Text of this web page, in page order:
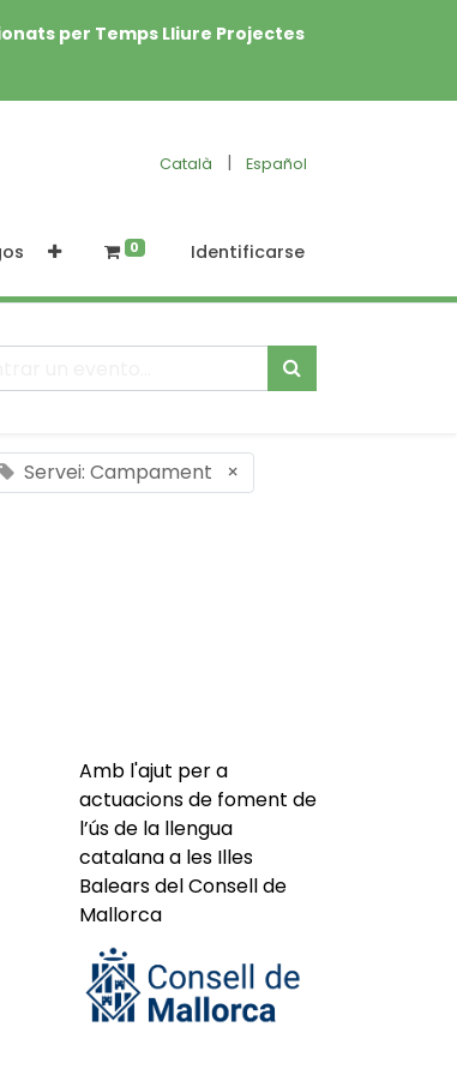
per Temps Lliure Projectes
Català | Español
0 Identificarse
Servei: Campament ×
Amb l'ajut per a
actuacions de foment de
l’ús de la llengua
catalana a les Illes
Balears del Consell de
Mallorca